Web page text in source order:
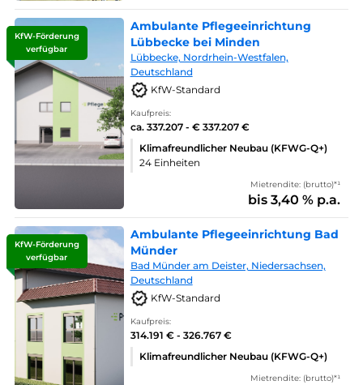
KfW-Förderung
verfügbar
Ambulante Pflegeeinrichtung
Lübbecke bei Minden
Lübbecke, Nordrhein-Westfalen,
Deutschland
KfW-Standard
Kaufpreis:
ca. 337.207 - € 337.207 €
Klimafreundlicher Neubau (KFWG-Q+)
24 Einheiten
Mietrendite: (brutto)*¹
bis 3,40 % p.a.
KfW-Förderung
verfügbar
Ambulante Pflegeeinrichtung Bad
Münder
Bad Münder am Deister, Niedersachsen,
Deutschland
KfW-Standard
Kaufpreis:
314.191 € - 326.767 €
Klimafreundlicher Neubau (KFWG-Q+)
Mietrendite: (brutto)*¹